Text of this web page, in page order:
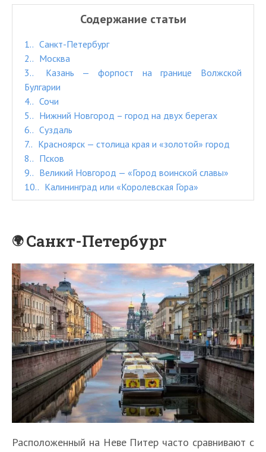
Содержание статьи
1.
Санкт-Петербург
2.
Москва
3.
Казань — форпост на границе Волжской
Булгарии
4.
Сочи
5.
Нижний Новгород – город на двух берегах
6.
Суздаль
7.
Красноярск — столица края и «золотой» город
8.
Псков
9.
Великий Новгород — «Город воинской славы»
10.
Калининград или «Королевская Гора»
Санкт-Петербург
Расположенный на Неве Питер часто сравнивают с